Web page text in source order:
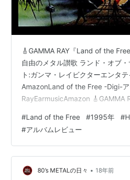
🎸GAMMA RAY『Land of the
自由のメタル讃歌 ランド・オブ
ト:ガンマ・レイビクターエンタ
AmazonLand of the Free -Digi-
RayEarmusicAmazon 🎸GAMMA
たい“自由”の音──時代を超えて響
ム基本情報 🎵トラックリスト 👥
🎧音質・パッケージの魅力──再
ビュー──心に残る3曲 1. Rebell…
#Land of the Free #1995年 #
#アルバムレビュー
80’s METALの日々 • 18年前